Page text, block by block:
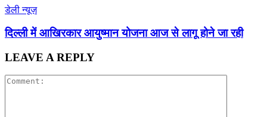
डेली न्यूज़
द‍िल्‍ली में आख‍िरकार आयुष्‍मान योजना आज से लागू होने जा रही
LEAVE A REPLY